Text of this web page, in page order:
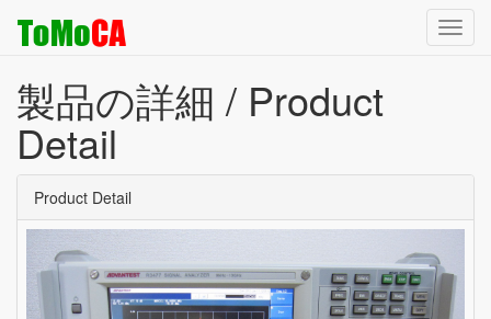
製品の詳細 / Product
Detail
Product Detail